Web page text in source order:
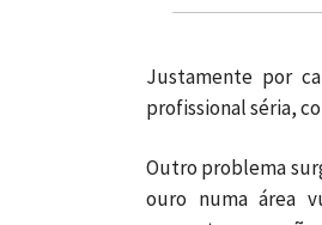
Justamente por
profissional séria,
Outro problema
ouro numa área